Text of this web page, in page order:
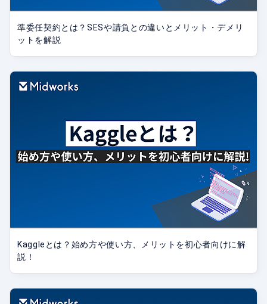
準委任契約とは？SESや請負との違いとメリット・デメリ
ットを解説
Kaggleとは？始め方や使い方、メリットを初心者向けに解
説！